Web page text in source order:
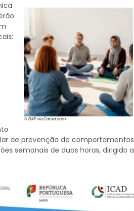
© GAP via Canva.com
de prevenção de comportamentos
semanais de duas horas, dirigido a